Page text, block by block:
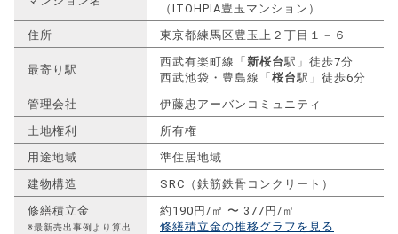
（ITOHPIA豊玉マンション）
住所
東京都練馬区豊玉上２丁目１－６
最寄り駅
西武有楽町線「新桜台駅」徒歩7分
西武池袋・豊島線「桜台駅」徒歩6分
管理会社
伊藤忠アーバンコミュニティ
土地権利
所有権
用途地域
準住居地域
建物構造
SRC（鉄筋鉄骨コンクリート）
修繕積立金
※最新売出事例より算出
約190円/㎡ 〜 377円/㎡
修繕積立金の推移グラフを見る